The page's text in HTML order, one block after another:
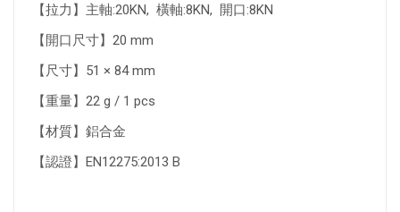
【拉力】主軸:20KN, 橫軸:8KN, 開口:8KN
【開口尺寸】20 mm
【尺寸】51 × 84 mm
【重量】22 g / 1 pcs
【材質】鋁合金
【認證】EN12275:2013 B